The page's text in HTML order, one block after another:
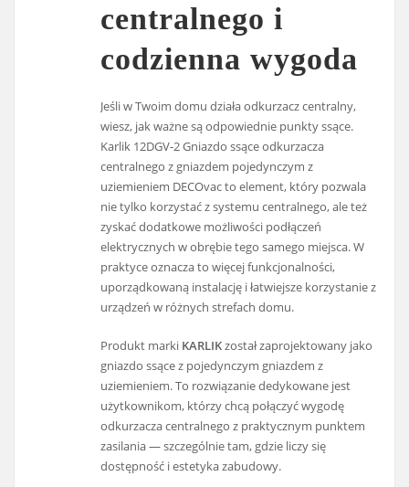
centralnego i
codzienna wygoda
Jeśli w Twoim domu działa odkurzacz centralny,
wiesz, jak ważne są odpowiednie punkty ssące.
Karlik 12DGV-2 Gniazdo ssące odkurzacza
centralnego z gniazdem pojedynczym z
uziemieniem DECOvac to element, który pozwala
nie tylko korzystać z systemu centralnego, ale też
zyskać dodatkowe możliwości podłączeń
elektrycznych w obrębie tego samego miejsca. W
praktyce oznacza to więcej funkcjonalności,
uporządkowaną instalację i łatwiejsze korzystanie z
urządzeń w różnych strefach domu.
Produkt marki KARLIKzostał zaprojektowany jako
gniazdo ssące z pojedynczym gniazdem z
uziemieniem. To rozwiązanie dedykowane jest
użytkownikom, którzy chcą połączyć wygodę
odkurzacza centralnego z praktycznym punktem
zasilania — szczególnie tam, gdzie liczy się
dostępność i estetyka zabudowy.